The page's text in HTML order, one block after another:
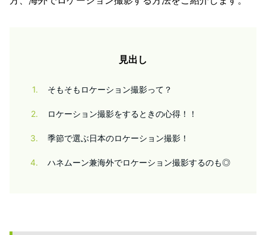
見出し
1 そもそもロケーション撮影って？
2 ロケーション撮影をするときの心得！！
3 季節で選ぶ日本のロケーション撮影！
4 ハネムーン兼海外でロケーション撮影するのも◎